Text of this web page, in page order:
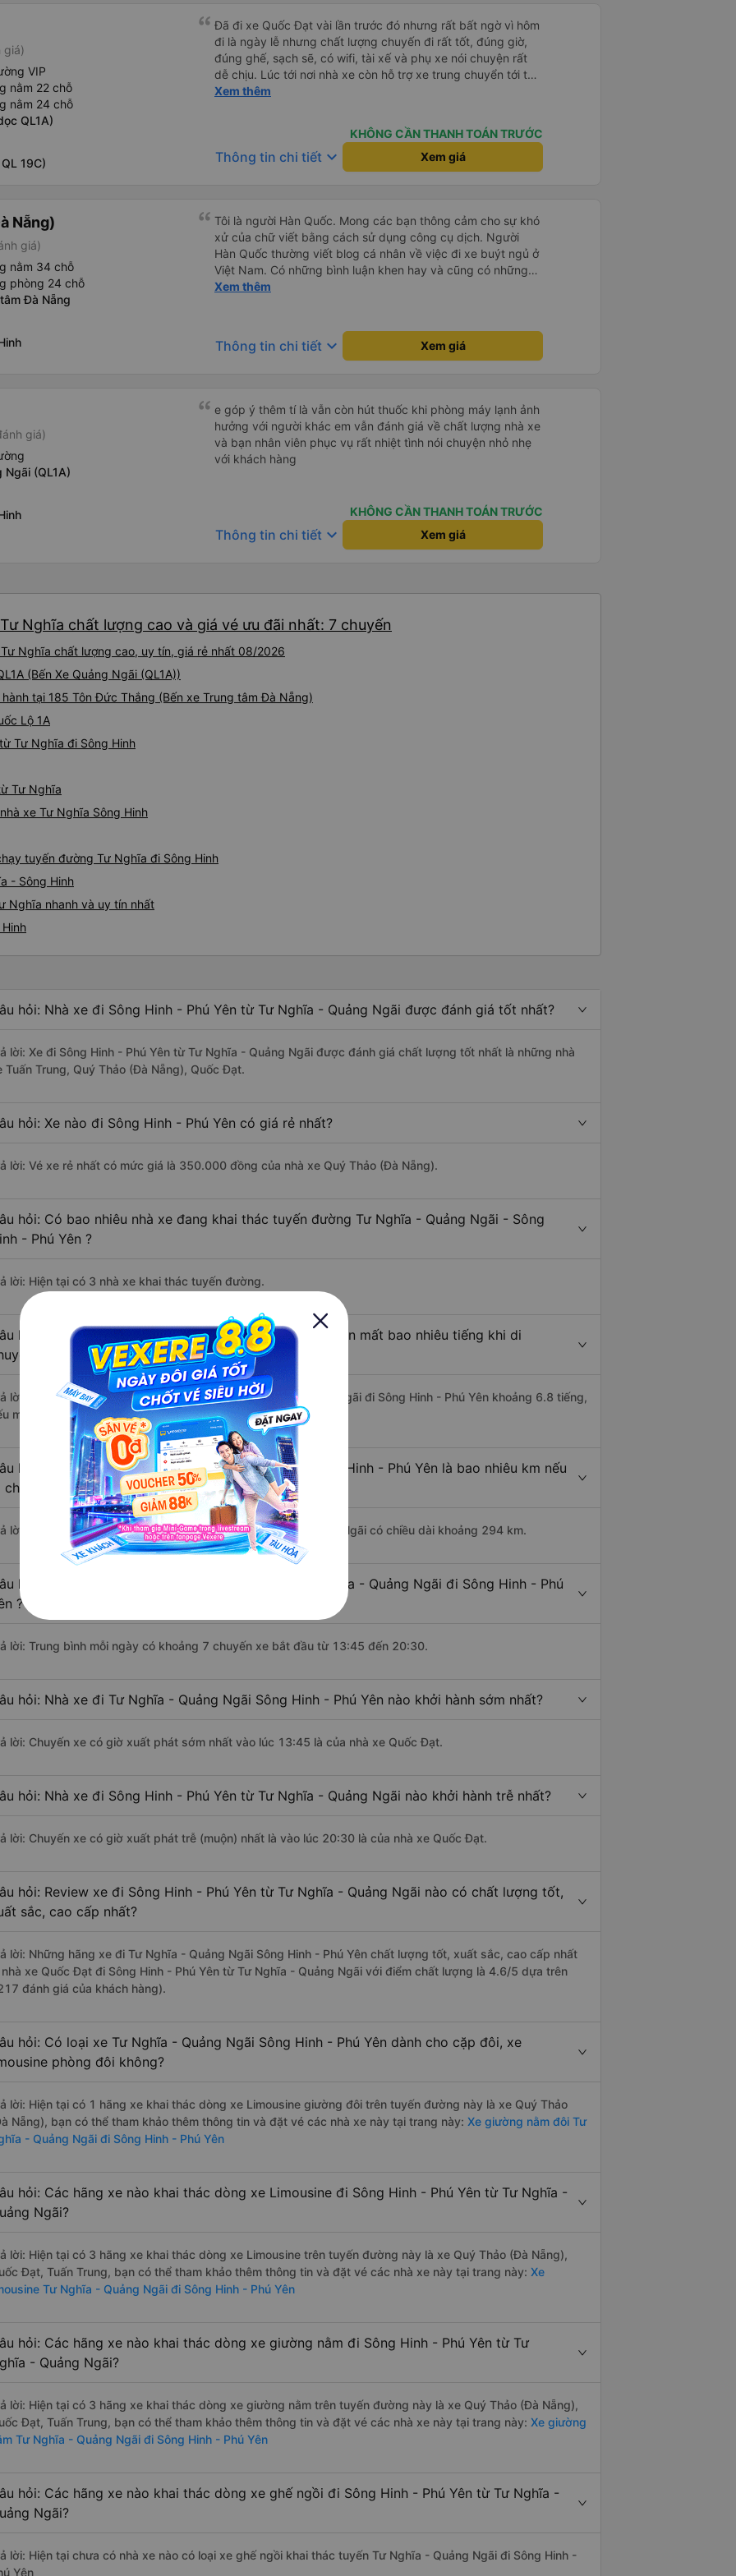
giá)
VIP
nằm 22 chỗ
nằm 24 chỗ
QL1A)
19C)
Đã đi xe Quốc Đạt vài lần trước đó nhưng rất bất ngờ vì hôm
đi là ngày lễ nhưng chất lượng chuyến đi rất tốt, đúng giờ,
đúng ghế, sạch sẽ, có wifi, tài xế và phụ xe nói chuyện rất
dễ chịu. Lúc tới nơi nhà xe còn hỗ trợ xe trung chuyển tới tận
nhà. 10đ cho nhà xe, hy vọng nhà xe duy trì được chất lượng
Xem thêm
KHÔNG CẦN THANH TOÁN TRƯỚC
Thông tin chi tiết keyboard_arrow_down Xem giá
Nẵng)
giá)
nằm 34 chỗ
phòng 24 chỗ
Đà Nẵng
Tôi là người Hàn Quốc. Mong các bạn thông cảm cho sự khó
xử của chữ viết bằng cách sử dụng công cụ dịch. Người
Hàn Quốc thường viết blog cá nhân về việc đi xe buýt ngủ ở
Việt Nam. Có những bình luận khen hay và cũng có những
bình luận khen vất vả nên tôi đã rất lo lắng. Đó là một sự lo
thơm nữa. Mình đề cử bài này. 제 리뷰를 보시게 되는 한국분
들께 정보를 드리자면 저는 다낭에서 꾸이년가는 버스를 탔습니
다. 뭐 경적소리야 베트남에서는 익숙해져야 하는 문화일거같구
요. 기사님 친절하시구요, 버스 안에서 담배 안피시구요. 다른 승
객들도 버스안에서 담배피는 사람 없어요 휴게소에 들렀다 갈때
도 저 있는지 없는지 체크해보고 출발하시네요. 다만 키173 기준
다리를 쭉 펴지는 못해요. 뭐 전 새우자세가 편해서 불만은 없었
Xem thêm
Thông tin chi tiết keyboard_arrow_down Xem giá
giá)
Ngãi (QL1A)
e góp ý thêm tí là vẫn còn hút thuốc khi phòng máy lạnh ảnh
hưởng với người khác em vẫn đánh giá về chất lượng nhà xe
và bạn nhân viên phục vụ rất nhiệt tình nói chuyện nhỏ nhẹ
với khách hàng
KHÔNG CẦN THANH TOÁN TRƯỚC
Thông tin chi tiết keyboard_arrow_down Xem giá
Nghĩa chất lượng cao và giá vé ưu đãi nhất: 7 chuyến
Nghĩa chất lượng cao, uy tín, giá rẻ nhất 08/2026
(Bến Xe Quảng Ngãi (QL1A))
tại 185 Tôn Đức Thắng (Bến xe Trung tâm Đà Nẵng)
Lộ 1A
Tư Nghĩa đi Sông Hinh
Tư Nghĩa
xe Tư Nghĩa Sông Hinh
tuyến đường Tư Nghĩa đi Sông Hinh
- Sông Hinh
Nghĩa nhanh và uy tín nhất
hỏi: Nhà xe đi Sông Hinh - Phú Yên từ Tư Nghĩa - Quảng Ngãi được đánh giá tốt nhất?
lời: Xe đi Sông Hinh - Phú Yên từ Tư Nghĩa - Quảng Ngãi được đánh giá chất lượng tốt nhất là những nhà
Tuấn Trung, Quý Thảo (Đà Nẵng), Quốc Đạt.
hỏi: Xe nào đi Sông Hinh - Phú Yên có giá rẻ nhất?
lời: Vé xe rẻ nhất có mức giá là 350.000 đồng của nhà xe Quý Thảo (Đà Nẵng).
hỏi: Có bao nhiêu nhà xe đang khai thác tuyến đường Tư Nghĩa - Quảng Ngãi - Sông
- Phú Yên ?
lời: Hiện tại có 3 nhà xe khai thác tuyến đường.
hỏi: Từ Tư Nghĩa - Quảng Ngãi đi Sông Hinh - Phú Yên mất bao nhiêu tiếng khi di
bằng xe khách?
lời: Thời gian di chuyển bằng xe khách từ Tư Nghĩa - Quảng Ngãi đi Sông Hinh - Phú Yên khoảng 6.8 tiếng,
mật độ giao thông thuận lợi.
hỏi: Khoảng cách từ Tư Nghĩa - Quảng Ngãi đi Sông Hinh - Phú Yên là bao nhiêu km nếu
chuyển bằng xe khách?
lời: Đoạn đường đi Sông Hinh - Phú Yên từ Tư Nghĩa - Quảng Ngãi có chiều dài khoảng 294 km.
hỏi: Mỗi ngày có bao nhiêu chuyến xe khách Tư Nghĩa - Quảng Ngãi đi Sông Hinh - Phú
?
lời: Trung bình mỗi ngày có khoảng 7 chuyến xe bắt đầu từ 13:45 đến 20:30.
hỏi: Nhà xe đi Tư Nghĩa - Quảng Ngãi Sông Hinh - Phú Yên nào khởi hành sớm nhất?
lời: Chuyến xe có giờ xuất phát sớm nhất vào lúc 13:45 là của nhà xe Quốc Đạt.
hỏi: Nhà xe đi Sông Hinh - Phú Yên từ Tư Nghĩa - Quảng Ngãi nào khởi hành trễ nhất?
lời: Chuyến xe có giờ xuất phát trễ (muộn) nhất là vào lúc 20:30 là của nhà xe Quốc Đạt.
hỏi: Review xe đi Sông Hinh - Phú Yên từ Tư Nghĩa - Quảng Ngãi nào có chất lượng tốt,
sắc, cao cấp nhất?
lời: Những hãng xe đi Tư Nghĩa - Quảng Ngãi Sông Hinh - Phú Yên chất lượng tốt, xuất sắc, cao cấp nhất
nhà xe Quốc Đạt đi Sông Hinh - Phú Yên từ Tư Nghĩa - Quảng Ngãi với điểm chất lượng là 4.6/5 dựa trên
đánh giá của khách hàng).
hỏi: Có loại xe Tư Nghĩa - Quảng Ngãi Sông Hinh - Phú Yên dành cho cặp đôi, xe
phòng đôi không?
lời: Hiện tại có 1 hãng xe khai thác dòng xe Limousine giường đôi trên tuyến đường này là xe Quý Thảo
Nẵng), bạn có thể tham khảo thêm thông tin và đặt vé các nhà xe này tại trang này: Xe giường nằm đôi Tư
- Quảng Ngãi đi Sông Hinh - Phú Yên
hỏi: Các hãng xe nào khai thác dòng xe Limousine đi Sông Hinh - Phú Yên từ Tư Nghĩa -
Ngãi?
lời: Hiện tại có 3 hãng xe khai thác dòng xe Limousine trên tuyến đường này là xe Quý Thảo (Đà Nẵng),
Đạt, Tuấn Trung, bạn có thể tham khảo thêm thông tin và đặt vé các nhà xe này tại trang này: Xe
Tư Nghĩa - Quảng Ngãi đi Sông Hinh - Phú Yên
hỏi: Các hãng xe nào khai thác dòng xe giường nằm đi Sông Hinh - Phú Yên từ Tư
- Quảng Ngãi?
lời: Hiện tại có 3 hãng xe khai thác dòng xe giường nằm trên tuyến đường này là xe Quý Thảo (Đà Nẵng),
Đạt, Tuấn Trung, bạn có thể tham khảo thêm thông tin và đặt vé các nhà xe này tại trang này: Xe giường
Tư Nghĩa - Quảng Ngãi đi Sông Hinh - Phú Yên
hỏi: Các hãng xe nào khai thác dòng xe ghế ngồi đi Sông Hinh - Phú Yên từ Tư Nghĩa -
Ngãi?
lời: Hiện tại chưa có nhà xe nào có loại xe ghế ngồi khai thác tuyến Tư Nghĩa - Quảng Ngãi đi Sông Hinh -
Yên